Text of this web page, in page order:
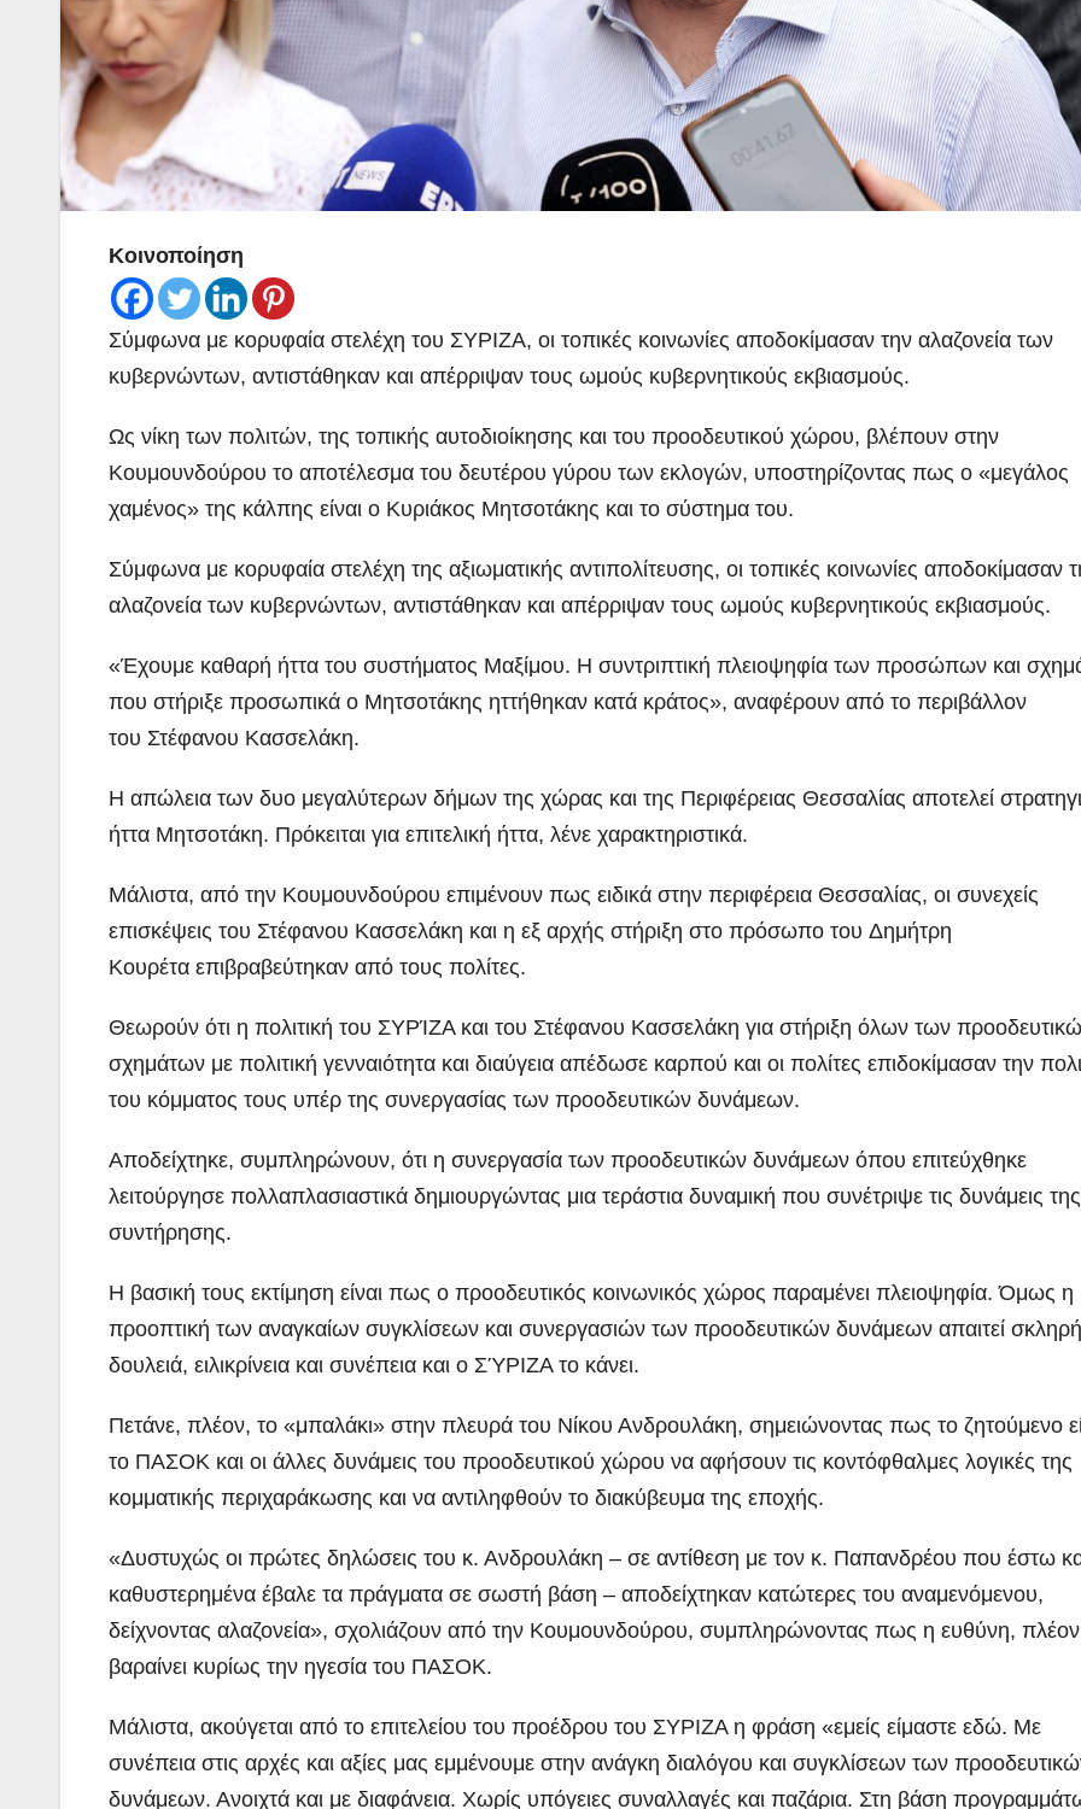
Κοινοποίηση
Σύμφωνα με κορυφαία στελέχη του ΣΥΡΙΖΑ, οι τοπικές κοινωνίες αποδοκίμασαν την αλαζονεία των
κυβερνώντων, αντιστάθηκαν και απέρριψαν τους ωμούς κυβερνητικούς εκβιασμούς.
Ως νίκη των πολιτών, της τοπικής αυτοδιοίκησης και του προοδευτικού χώρου, βλέπουν στην
Κουμουνδούρου το αποτέλεσμα του δευτέρου γύρου των εκλογών, υποστηρίζοντας πως ο «μεγάλος
χαμένος» της κάλπης είναι ο Κυριάκος Μητσοτάκης και το σύστημα του.
Σύμφωνα με κορυφαία στελέχη της αξιωματικής αντιπολίτευσης, οι τοπικές κοινωνίες αποδοκίμασαν
αλαζονεία των κυβερνώντων, αντιστάθηκαν και απέρριψαν τους ωμούς κυβερνητικούς εκβιασμούς.
«Έχουμε καθαρή ήττα του συστήματος Μαξίμου. Η συντριπτική πλειοψηφία των προσώπων και
που στήριξε προσωπικά ο Μητσοτάκης ηττήθηκαν κατά κράτος», αναφέρουν από το περιβάλλον
του Στέφανου Κασσελάκη.
Η απώλεια των δυο μεγαλύτερων δήμων της χώρας και της Περιφέρειας Θεσσαλίας αποτελεί
ήττα Μητσοτάκη. Πρόκειται για επιτελική ήττα, λένε χαρακτηριστικά.
Μάλιστα, από την Κουμουνδούρου επιμένουν πως ειδικά στην περιφέρεια Θεσσαλίας, οι συνεχείς
επισκέψεις του Στέφανου Κασσελάκη και η εξ αρχής στήριξη στο πρόσωπο του Δημήτρη
Κουρέτα επιβραβεύτηκαν από τους πολίτες.
Θεωρούν ότι η πολιτική του ΣΥΡΊΖΑ και του Στέφανου Κασσελάκη για στήριξη όλων των
σχημάτων με πολιτική γενναιότητα και διαύγεια απέδωσε καρπού και οι πολίτες επιδοκίμασαν την
του κόμματος τους υπέρ της συνεργασίας των προοδευτικών δυνάμεων.
Αποδείχτηκε, συμπληρώνουν, ότι η συνεργασία των προοδευτικών δυνάμεων όπου επιτεύχθηκε
λειτούργησε πολλαπλασιαστικά δημιουργώντας μια τεράστια δυναμική που συνέτριψε τις δυνάμεις της
συντήρησης.
Η βασική τους εκτίμηση είναι πως ο προοδευτικός κοινωνικός χώρος παραμένει πλειοψηφία. Όμως η
προοπτική των αναγκαίων συγκλίσεων και συνεργασιών των προοδευτικών δυνάμεων απαιτεί σκληρή
δουλειά, ειλικρίνεια και συνέπεια και ο ΣΎΡΙΖΑ το κάνει.
Πετάνε, πλέον, το «μπαλάκι» στην πλευρά του Νίκου Ανδρουλάκη, σημειώνοντας πως το ζητούμενο
το ΠΑΣΟΚ και οι άλλες δυνάμεις του προοδευτικού χώρου να αφήσουν τις κοντόφθαλμες λογικές της
κομματικής περιχαράκωσης και να αντιληφθούν το διακύβευμα της εποχής.
«Δυστυχώς οι πρώτες δηλώσεις του κ. Ανδρουλάκη – σε αντίθεση με τον κ. Παπανδρέου που έστω
καθυστερημένα έβαλε τα πράγματα σε σωστή βάση – αποδείχτηκαν κατώτερες του αναμενόμενου,
δείχνοντας αλαζονεία», σχολιάζουν από την Κουμουνδούρου, συμπληρώνοντας πως η ευθύνη,
βαραίνει κυρίως την ηγεσία του ΠΑΣΟΚ.
Μάλιστα, ακούγεται από το επιτελείου του προέδρου του ΣΥΡΙΖΑ η φράση «εμείς είμαστε εδώ. Με
συνέπεια στις αρχές και αξίες μας εμμένουμε στην ανάγκη διαλόγου και συγκλίσεων των
δυνάμεων. Ανοιχτά και με διαφάνεια. Χωρίς υπόγειες συναλλαγές και παζάρια. Στη βάση
ΝΑΥΠΛΙΟ:
Άσκηση
Λιμενικού
(βίντεο)
ADMIN
Ενημερωτική
επίσκεψη του
Προέδρου
ΦΟΔΣΑ κ.
Σμυρνιώτη στο
Ναυπλιο για το
Ολιστικό Σχέδιο
Ανακύκλωσης
ΒΙΝΤΕΟ
18 χρόνια
οδηγό και 15
χρόνια στον
τον θάνατο της
Νάντιας(VID)